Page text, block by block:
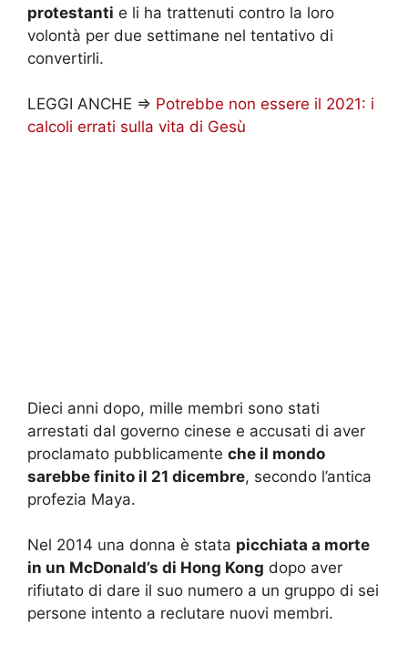
protestanti e li ha trattenuti contro la loro
volontà per due settimane nel tentativo di
convertirli.
LEGGI ANCHE => Potrebbe non essere il 2021: i
calcoli errati sulla vita di Gesù
Dieci anni dopo, mille membri sono stati
arrestati dal governo cinese e accusati di aver
proclamato pubblicamente che il mondo
sarebbe finito il 21 dicembre, secondo l’antica
profezia Maya.
Nel 2014 una donna è stata picchiata a morte
in un McDonald’s di Hong Kong dopo aver
rifiutato di dare il suo numero a un gruppo di sei
persone intento a reclutare nuovi membri.